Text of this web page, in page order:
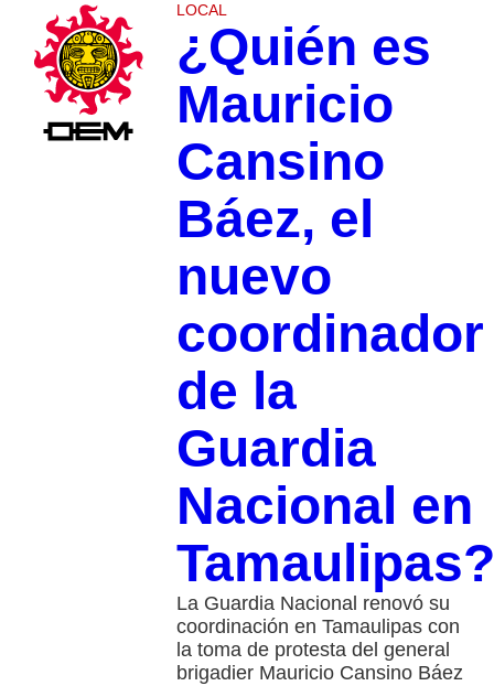
LOCAL
¿Quién es
Mauricio
Cansino
Báez, el
nuevo
coordinador
de la
Guardia
Nacional en
Tamaulipas?
La Guardia Nacional renovó su
coordinación en Tamaulipas con
la toma de protesta del general
brigadier Mauricio Cansino Báez